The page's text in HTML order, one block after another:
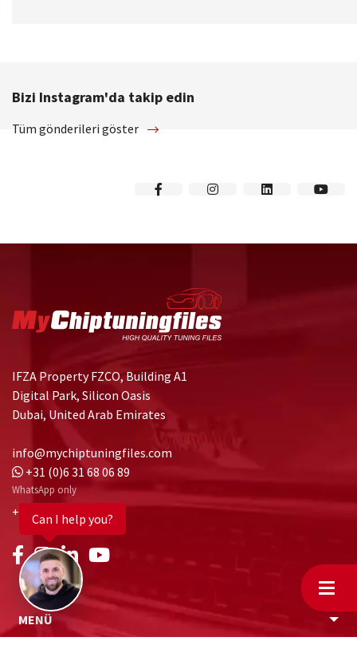
Bizi Instagram'da takip edin
IFZA Property FZCO, Building A1
Dubai, United Arab Emirates
info@mychiptuningfiles.com
+31 (0)6 31 68 06 89
WhatsApp only
+31 (0)85 485 24 02
Can I help you?